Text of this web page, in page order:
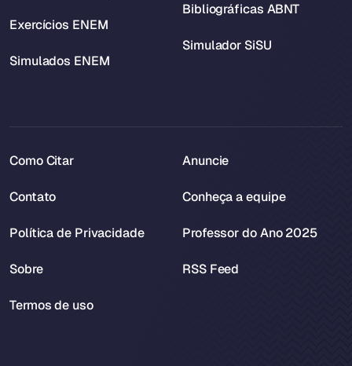
Exercícios ENEM
Simulados ENEM
Bibliográficas ABNT
Simulador SiSU
Como Citar
Contato
Política de Privacidade
Sobre
Termos de uso
Anuncie
Conheça a equipe
Professor do Ano 2025
RSS Feed